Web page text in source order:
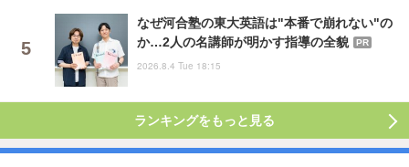
なぜ河合塾の東大英語は"本番で崩れない"の
か…2人の名講師が明かす指導の全貌
PR
2026.8.4 Tue 18:15
ランキングをもっと見る